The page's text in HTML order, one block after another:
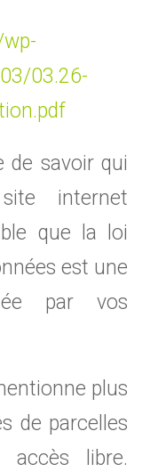
03.26-
de savoir qui
internet
que la loi
est une
par vos
plus
de parcelles
accès libre.